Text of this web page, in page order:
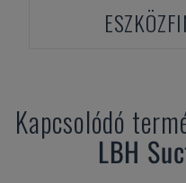
Kapcsolódó
LBH